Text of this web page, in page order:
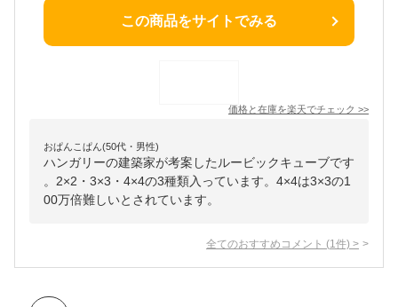
この商品をサイトでみる
価格と在庫を楽天でチェック >>
おぱんこぱん(50代・男性)
ハンガリーの建築家が考案したルービックキューブです
。2×2・3×3・4×4の3種類入っています。4×4は3×3の1
00万倍難しいとされています。
全てのおすすめコメント (1 件) >